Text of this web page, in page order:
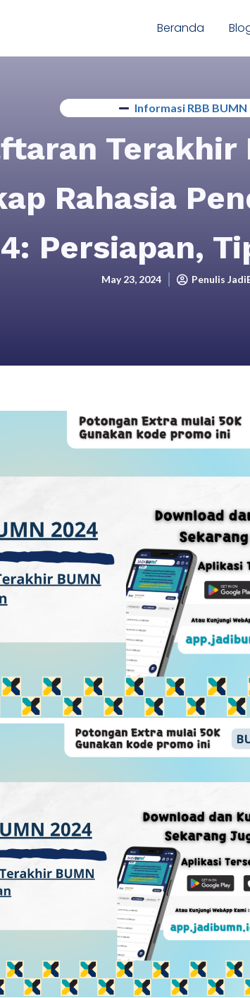
Beranda
Informasi RBB BUMN
Terakhir
Rahasia
Persiapan,
May 23, 2024 Penulis